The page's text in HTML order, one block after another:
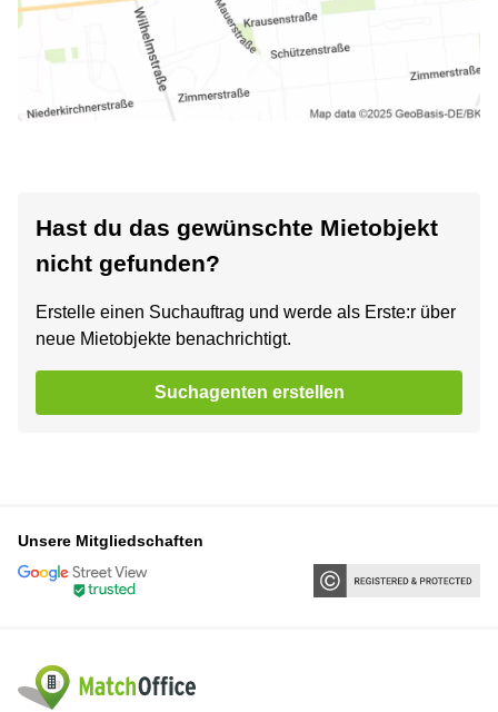
Hast du das gewünschte Mietobjekt
nicht gefunden?
Erstelle einen Suchauftrag und werde als Erste:r über
neue Mietobjekte benachrichtigt.
Suchagenten erstellen
Unsere Mitgliedschaften